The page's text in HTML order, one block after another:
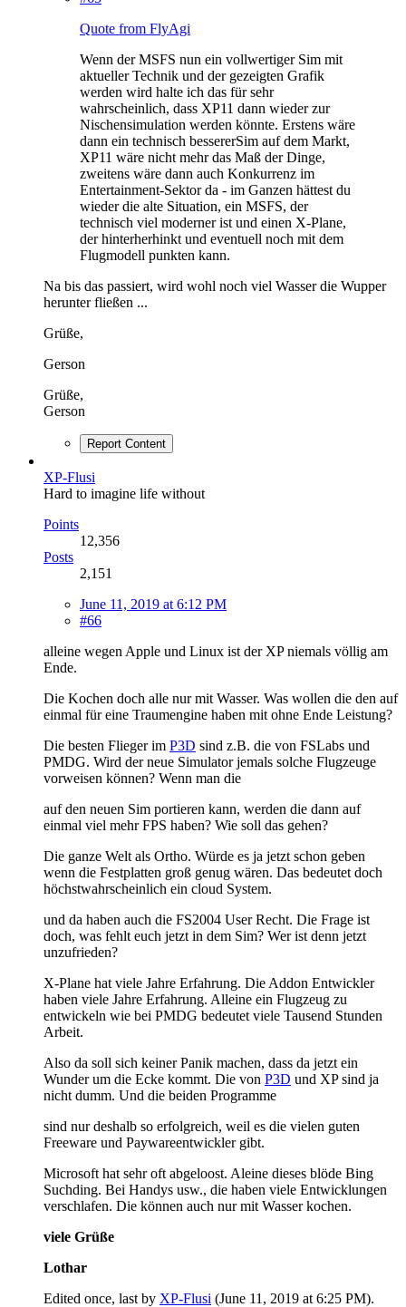
Quote from FlyAgi
Wenn der MSFS nun ein vollwertiger Sim mit
aktueller Technik und der gezeigten Grafik
werden wird halte ich das für sehr
wahrscheinlich, dass XP11 dann wieder zur
Nischensimulation werden könnte. Erstens wäre
dann ein technisch bessererSim auf dem Markt,
XP11 wäre nicht mehr das Maß der Dinge,
zweitens wäre dann auch Konkurrenz im
Entertainment-Sektor da - im Ganzen hättest du
wieder die alte Situation, ein MSFS, der
technisch viel moderner ist und einen X-Plane,
der hinterherhinkt und eventuell noch mit dem
Flugmodell punkten kann.
Na bis das passiert, wird wohl noch viel Wasser die Wupper
herunter fließen ...
Grüße,
Gerson
Grüße,
Gerson
Report Content
XP-Flusi
Hard to imagine life without
Points
12,356
Posts
2,151
June 11, 2019 at 6:12 PM
#66
alleine wegen Apple und Linux ist der XP niemals völlig am
Ende.
Die Kochen doch alle nur mit Wasser. Was wollen die den auf
einmal für eine Traumengine haben mit ohne Ende Leistung?
Die besten Flieger im P3D sind z.B. die von FSLabs und
PMDG. Wird der neue Simulator jemals solche Flugzeuge
vorweisen können? Wenn man die
auf den neuen Sim portieren kann, werden die dann auf
einmal viel mehr FPS haben? Wie soll das gehen?
Die ganze Welt als Ortho. Würde es ja jetzt schon geben
wenn die Festplatten groß genug wären. Das bedeutet doch
höchstwahrscheinlich ein cloud System.
und da haben auch die FS2004 User Recht. Die Frage ist
doch, was fehlt euch jetzt in dem Sim? Wer ist denn jetzt
unzufrieden?
X-Plane hat viele Jahre Erfahrung. Die Addon Entwickler
haben viele Jahre Erfahrung. Alleine ein Flugzeug zu
entwickeln wie bei PMDG bedeutet viele Tausend Stunden
Arbeit.
Also da soll sich keiner Panik machen, dass da jetzt ein
Wunder um die Ecke kommt. Die von P3D und XP sind ja
nicht dumm. Und die beiden Programme
sind nur deshalb so erfolgreich, weil es die vielen guten
Freeware und Paywareentwickler gibt.
Microsoft hat sehr oft abgeloost. Aleine dieses blöde Bing
Suchding. Bei Handys usw., die haben viele Entwicklungen
verschlafen. Die können auch nur mit Wasser kochen.
viele Grüße
Lothar
Edited once, last by XP-Flusi (June 11, 2019 at 6:25 PM).